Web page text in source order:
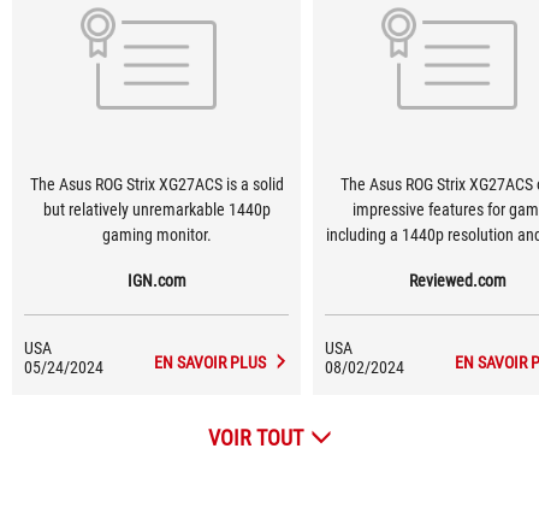
The Asus ROG Strix XG27ACS is a solid
but relatively unremarkable 1440p
gaming monitor.
IGN.com
USA
05/24/2024
EN SAVOIR PLUS
The Asus ROG Strix
impressive features for
including a 1440p resolution
contender for the best
class.
Reviewed.com
USA
08/02/2024
EN SAVOIR
VOIR TOUT